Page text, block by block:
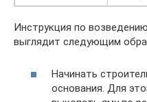
Инструкция по
выглядит следующим
Начинать
основания. Для